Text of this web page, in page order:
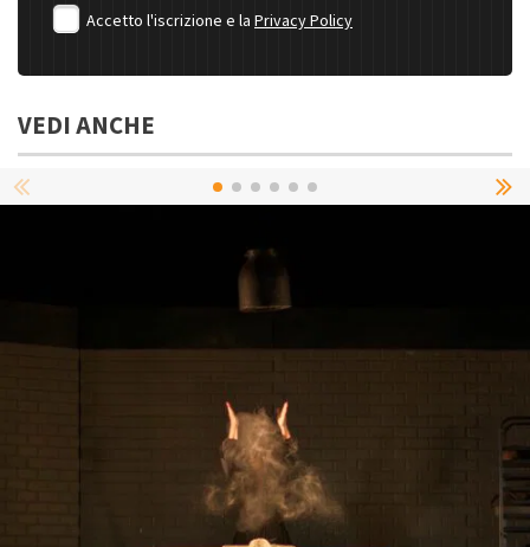
Accetto l'iscrizione e la Privacy Policy
VEDI ANCHE